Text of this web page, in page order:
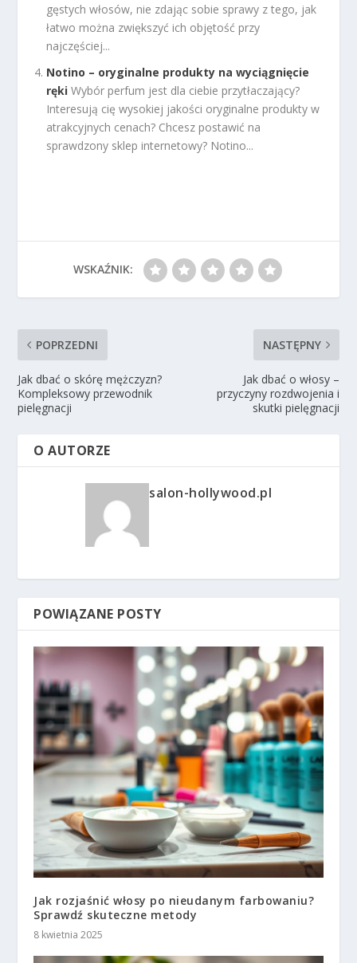
gęstych włosów, nie zdając sobie sprawy z tego, jak
łatwo można zwiększyć ich objętość przy
najczęściej...
Notino – oryginalne produkty na wyciągnięcie
ręki Wybór perfum jest dla ciebie przytłaczający?
Interesują cię wysokiej jakości oryginalne produkty w
atrakcyjnych cenach? Chcesz postawić na
sprawdzony sklep internetowy? Notino...
WSKAŹNIK:
POPRZEDNI
Jak dbać o skórę mężczyzn?
Kompleksowy przewodnik
pielęgnacji
NASTĘPNY
Jak dbać o włosy –
przyczyny rozdwojenia i
skutki pielęgnacji
O AUTORZE
salon-hollywood.pl
POWIĄZANE POSTY
Jak rozjaśnić włosy po nieudanym farbowaniu?
Sprawdź skuteczne metody
8 kwietnia 2025